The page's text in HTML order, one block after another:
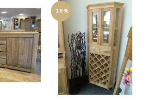
-18%